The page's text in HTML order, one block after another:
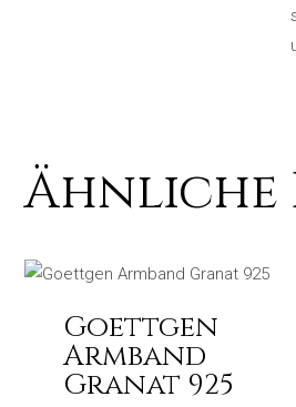
Ähnliche
Goettgen
Armband
Granat 925